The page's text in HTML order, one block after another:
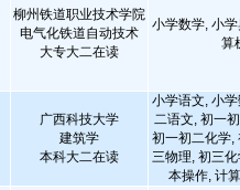
柳州铁道职业技术学院
电气化铁道自动技术
大专大二在读
小学数学, 小
算
广西科技大学
建筑学
本科大二在读
小学语文, 小
二语文, 初一
初一初二化学,
三物理, 初三
本操作, 计